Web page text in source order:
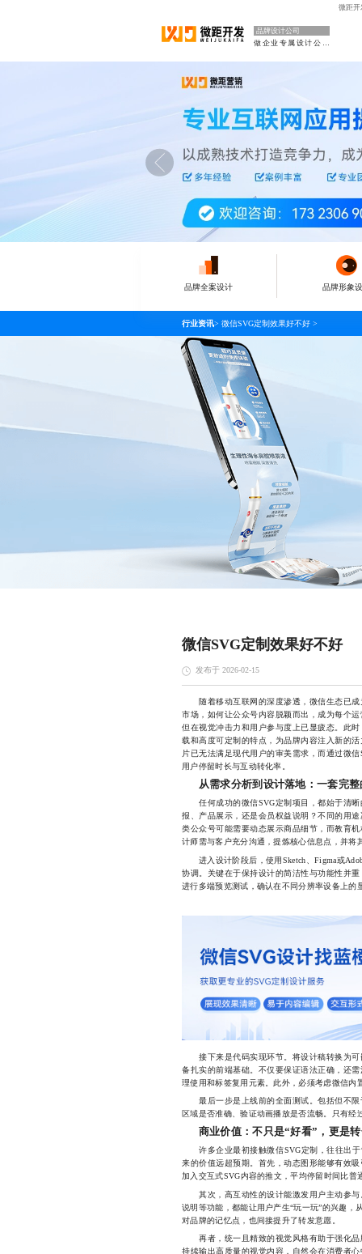
微距开
品牌设计公司
做企业专属设计公司
品牌全案设计 品牌形象
行业资讯> 微信SVG定制效果好不好 >
微信SVG定制效果好不好
发布于 2026-02-15
随着移动互联网的深度渗透，微信生态已成
市场，如何让公众号内容脱颖而出，成为每个
但在视觉冲击力和用户参与度上已显疲态。此
载和高度可定制的特点，为品牌内容注入新的
片已无法满足现代用户的审美需求，而通过微
用户停留时长与互动转化率。
从需求分析到设计落地：一套完
任何成功的微信SVG定制项目，都始于清
报、产品展示，还是会员权益说明？不同的用
类公众号可能需要动态展示商品细节，而教育
计师需与客户充分沟通，提炼核心信息点，并将
进入设计阶段后，使用Sketch、Figma或
协调。关键在于保持设计的简洁性与功能性并
进行多端预览测试，确认在不同分辨率设备上的
接下来是代码实现环节。将设计稿转换为可
备扎实的前端基础。不仅要保证语法正确，还
理使用和标签复用元素。此外，必须考虑微信内
最后一步是上线前的全面测试。包括但不限
区域是否准确、验证动画播放是否流畅。只有经
商业价值：不只是“好看”，更是
许多企业最初接触微信SVG定制，往往出于
来的价值远超预期。首先，动态图形能够有效
加入交互式SVG内容的推文，平均停留时间比普
其次，高互动性的设计能激发用户主动参与
说明等功能，都能让用户产生“玩一玩”的兴趣
对品牌的记忆点，也间接提升了转发意愿。
再者，统一且精致的视觉风格有助于强化品
持续输出高质量的视觉内容，自然会在消费者